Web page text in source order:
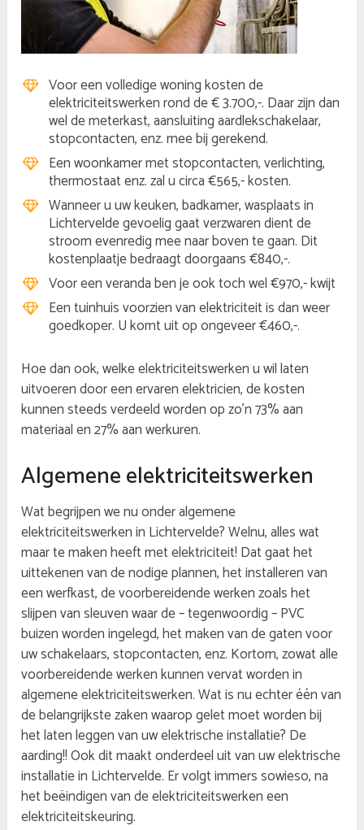
Voor een volledige woning kosten de
elektriciteitswerken rond de € 3.700,-. Daar zijn dan
wel de meterkast, aansluiting aardlekschakelaar,
stopcontacten, enz. mee bij gerekend.
Een woonkamer met stopcontacten, verlichting,
thermostaat enz. zal u circa €565,- kosten.
Wanneer u uw keuken, badkamer, wasplaats in
Lichtervelde gevoelig gaat verzwaren dient de
stroom evenredig mee naar boven te gaan. Dit
kostenplaatje bedraagt doorgaans €840,-.
Voor een veranda ben je ook toch wel €970,- kwijt
Een tuinhuis voorzien van elektriciteit is dan weer
goedkoper. U komt uit op ongeveer €460,-.
Hoe dan ook, welke elektriciteitswerken u wil laten
uitvoeren door een ervaren elektricien, de kosten
kunnen steeds verdeeld worden op zo’n 73% aan
materiaal en 27% aan werkuren.
Algemene elektriciteitswerken
Wat begrijpen we nu onder algemene
elektriciteitswerken in Lichtervelde? Welnu, alles wat
maar te maken heeft met elektriciteit! Dat gaat het
uittekenen van de nodige plannen, het installeren van
een werfkast, de voorbereidende werken zoals het
slijpen van sleuven waar de – tegenwoordig – PVC
buizen worden ingelegd, het maken van de gaten voor
uw schakelaars, stopcontacten, enz. Kortom, zowat alle
voorbereidende werken kunnen vervat worden in
algemene elektriciteitswerken. Wat is nu echter één van
de belangrijkste zaken waarop gelet moet worden bij
het laten leggen van uw elektrische installatie? De
aarding!! Ook dit maakt onderdeel uit van uw elektrische
installatie in Lichtervelde. Er volgt immers sowieso, na
het beëindigen van de elektriciteitswerken een
elektriciteitskeuring.